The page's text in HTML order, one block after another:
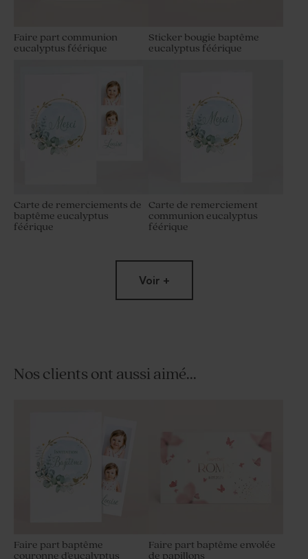
Faire part communion
eucalyptus féérique
Sticker bougie baptême
eucalyptus féérique
Carte de remerciements de
baptême eucalyptus
féérique
Carte de remerciement
communion eucalyptus
féérique
Voir +
Nos clients ont aussi aimé...
Faire part baptême
couronne d'eucalyptus
Faire part baptême envolée
de papillons